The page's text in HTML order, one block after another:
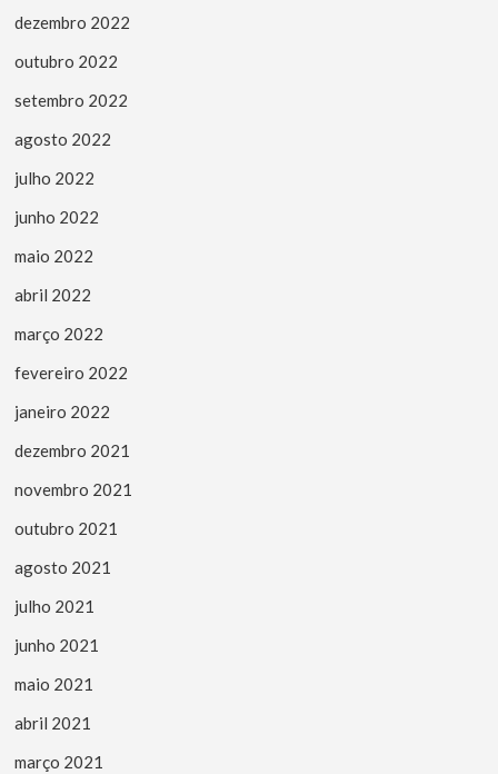
dezembro 2022
outubro 2022
setembro 2022
agosto 2022
julho 2022
junho 2022
maio 2022
abril 2022
março 2022
fevereiro 2022
janeiro 2022
dezembro 2021
novembro 2021
outubro 2021
agosto 2021
julho 2021
junho 2021
maio 2021
abril 2021
março 2021